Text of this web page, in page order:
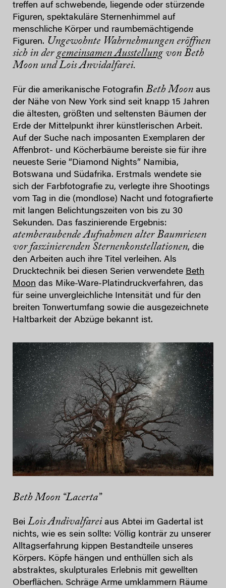
treffen auf schwebende, liegende oder stürzende
Figuren, spektakuläre Sternenhimmel auf
menschliche Körper und raumbemächtigende
Figuren. Ungewohnte Wahrnehmungen eröffnen
sich in der gemeinsamen Ausstellungvon Beth
Moon und Lois Anvidalfarei.
Für die amerikanische Fotografin Beth Moon aus
der Nähe von New York sind seit knapp 15 Jahren
die ältesten, größten und seltensten Bäumen der
Erde der Mittelpunkt ihrer künstlerischen Arbeit.
Auf der Suche nach imposanten Exemplaren der
Affenbrot- und Köcherbäume bereiste sie für ihre
neueste Serie “Diamond Nights” Namibia,
Botswana und Südafrika. Erstmals wendete sie
sich der Farbfotografie zu, verlegte ihre Shootings
vom Tag in die (mondlose) Nacht und fotografierte
mit langen Belichtungszeiten von bis zu 30
Sekunden. Das faszinierende Ergebnis:
atemberaubende Aufnahmen alter Baumriesen
vor faszinierenden Sternenkonstellationen, die
den Arbeiten auch ihre Titel verleihen. Als
Drucktechnik bei diesen Serien verwendete Beth
Moon das Mike-Ware-Platindruckverfahren, das
für seine unvergleichliche Intensität und für den
breiten Tonwertumfang sowie die ausgezeichnete
Haltbarkeit der Abzüge bekannt ist.
Beth Moon “Lacerta”
Bei Lois Andivalfarei aus Abtei im Gadertal ist
nichts, wie es sein sollte: Völlig konträr zu unserer
Alltagserfahrung kippen Bestandteile unseres
Körpers. Köpfe hängen und enthüllen sich als
abstraktes, skulpturales Erlebnis mit gewellten
Oberflächen. Schräge Arme umklammern Räume